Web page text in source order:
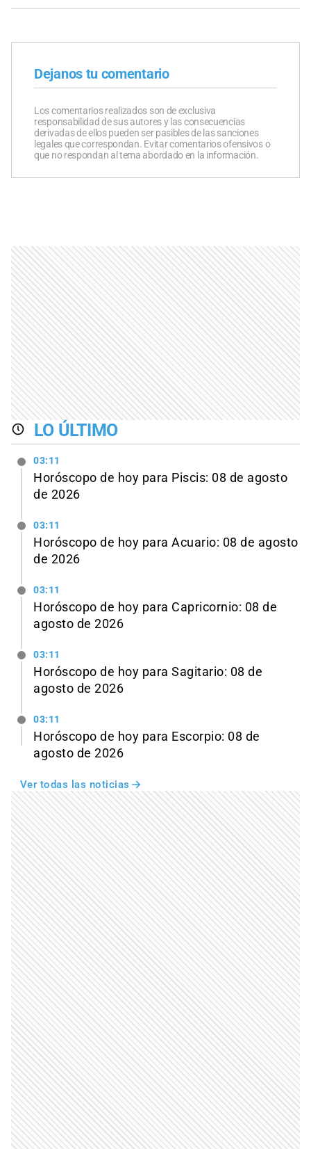
Dejanos tu comentario
Los comentarios realizados son de exclusiva
responsabilidad de sus autores y las consecuencias
derivadas de ellos pueden ser pasibles de las sanciones
legales que correspondan. Evitar comentarios ofensivos o
que no respondan al tema abordado en la información.
LO ÚLTIMO
03:11
Horóscopo de hoy para Piscis: 08 de agosto
de 2026
03:11
Horóscopo de hoy para Acuario: 08 de agosto
de 2026
03:11
Horóscopo de hoy para Capricornio: 08 de
agosto de 2026
03:11
Horóscopo de hoy para Sagitario: 08 de
agosto de 2026
03:11
Horóscopo de hoy para Escorpio: 08 de
agosto de 2026
Ver todas las noticias